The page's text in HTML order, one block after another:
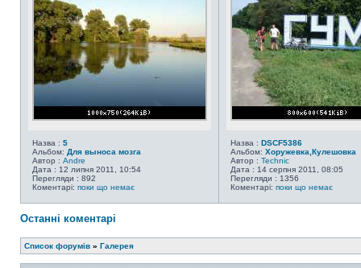
Назва : 5
Альбом: Для выноса мозга
Автор : Andre
Дата : 12 липня 2011, 10:54
Перегляди : 892
Коментарі: поки що немає
Назва : DSCF5386
Альбом: Хоружевка,Кулешовка
Автор : Technic
Дата : 14 серпня 2011, 08:05
Перегляди : 1356
Коментарі: поки що немає
Останні коментарі
Список форумів » Галерея